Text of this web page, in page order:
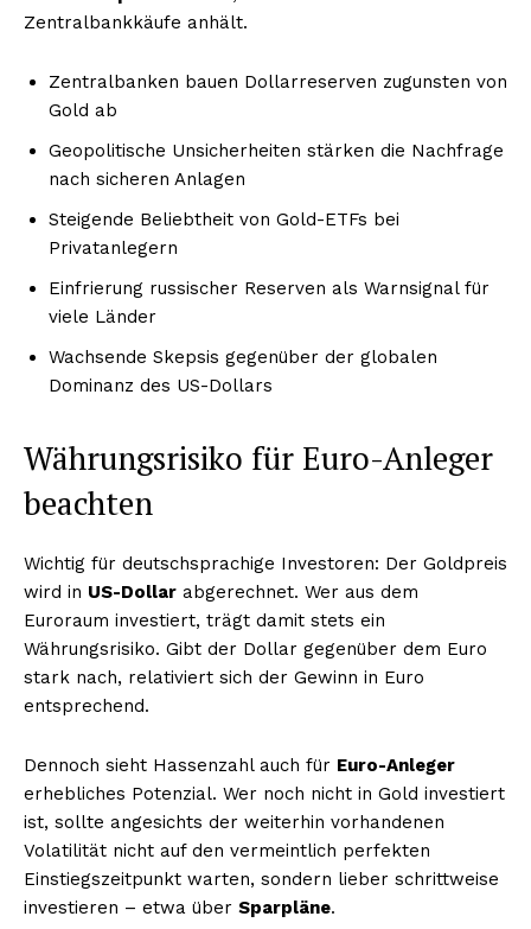
Zentralbankkäufe anhält.
Zentralbanken bauen Dollarreserven zugunsten von
Gold ab
Geopolitische Unsicherheiten stärken die Nachfrage
nach sicheren Anlagen
Steigende Beliebtheit von Gold-ETFs bei
Privatanlegern
Einfrierung russischer Reserven als Warnsignal für
viele Länder
Wachsende Skepsis gegenüber der globalen
Dominanz des US-Dollars
Währungsrisiko für Euro-Anleger
beachten
Wichtig für deutschsprachige Investoren: Der Goldpreis
wird in US-Dollar abgerechnet. Wer aus dem
Euroraum investiert, trägt damit stets ein
Währungsrisiko. Gibt der Dollar gegenüber dem Euro
stark nach, relativiert sich der Gewinn in Euro
entsprechend.
Dennoch sieht Hassenzahl auch für Euro-Anleger
erhebliches Potenzial. Wer noch nicht in Gold investiert
ist, sollte angesichts der weiterhin vorhandenen
Volatilität nicht auf den vermeintlich perfekten
Einstiegszeitpunkt warten, sondern lieber schrittweise
investieren – etwa über Sparpläne.